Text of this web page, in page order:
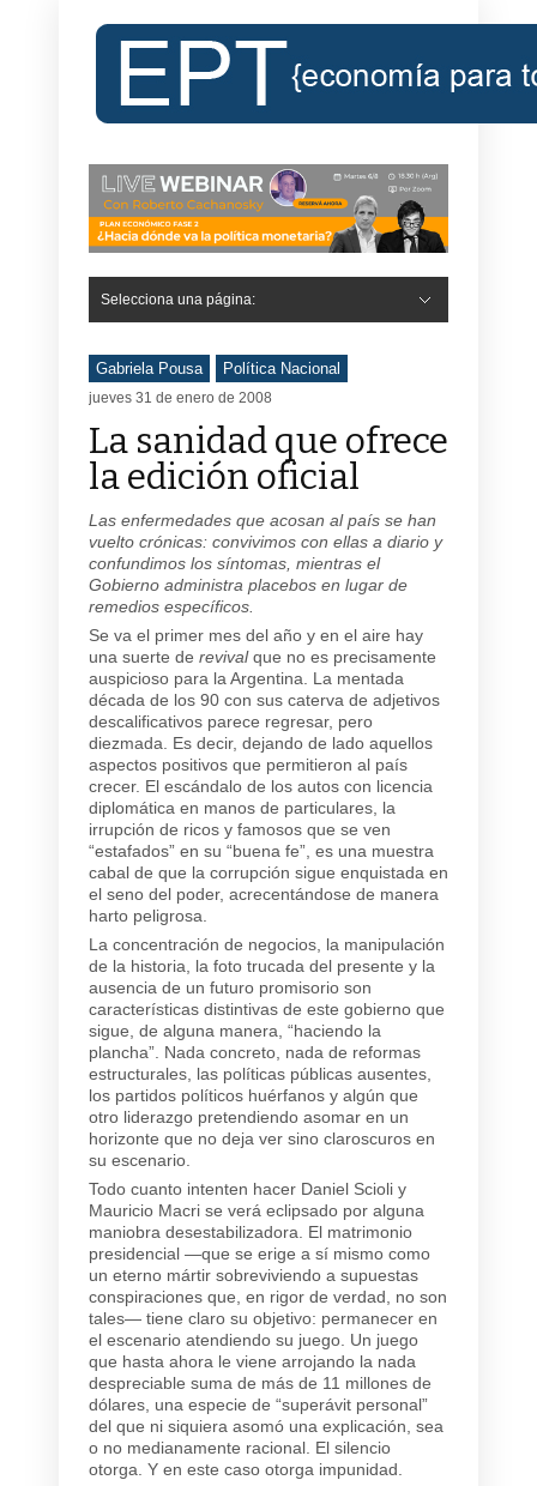
Selecciona una página:
Gabriela Pousa Política Nacional
jueves 31 de enero de 2008
La sanidad que ofrece
la edición oficial
Las enfermedades que acosan al país se han
vuelto crónicas: convivimos con ellas a diario y
confundimos los síntomas, mientras el
Gobierno administra placebos en lugar de
remedios específicos.
Se va el primer mes del año y en el aire hay
una suerte de revivalque no es precisamente
auspicioso para la Argentina. La mentada
década de los 90 con sus caterva de adjetivos
descalificativos parece regresar, pero
diezmada. Es decir, dejando de lado aquellos
aspectos positivos que permitieron al país
crecer. El escándalo de los autos con licencia
diplomática en manos de particulares, la
irrupción de ricos y famosos que se ven
“estafados” en su “buena fe”, es una muestra
cabal de que la corrupción sigue enquistada en
el seno del poder, acrecentándose de manera
harto peligrosa.
La concentración de negocios, la manipulación
de la historia, la foto trucada del presente y la
ausencia de un futuro promisorio son
características distintivas de este gobierno que
sigue, de alguna manera, “haciendo la
plancha”. Nada concreto, nada de reformas
estructurales, las políticas públicas ausentes,
los partidos políticos huérfanos y algún que
otro liderazgo pretendiendo asomar en un
horizonte que no deja ver sino claroscuros en
su escenario.
Todo cuanto intenten hacer Daniel Scioli y
Mauricio Macri se verá eclipsado por alguna
maniobra desestabilizadora. El matrimonio
presidencial —que se erige a sí mismo como
un eterno mártir sobreviviendo a supuestas
conspiraciones que, en rigor de verdad, no son
tales— tiene claro su objetivo: permanecer en
el escenario atendiendo su juego. Un juego
que hasta ahora le viene arrojando la nada
despreciable suma de más de 11 millones de
dólares, una especie de “superávit personal”
del que ni siquiera asomó una explicación, sea
o no medianamente racional. El silencio
otorga. Y en este caso otorga impunidad.